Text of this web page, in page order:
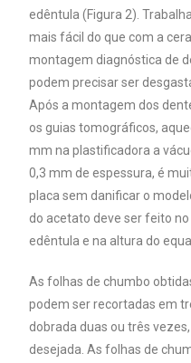
edêntula (Figura 2).
mais fácil do que com a
montagem diagnóstica de
podem precisar ser
Após a montagem dos
os guias tomográficos,
mm na plastificadora a
0,3 mm de espessura, é
placa sem danificar o
do acetato deve ser feito
edêntula e na altura do
As folhas de chumbo
podem ser recortadas em
dobrada duas ou três
desejada. As folhas de